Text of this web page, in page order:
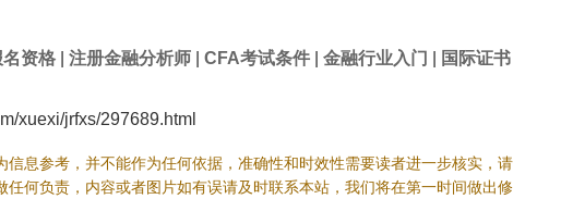
资格 注册金融分析师 CFA考试条件 金融行业入门
国际证书
xuexi/jrfxs/297689.html
息参考，并不能作为任何依据，准确性和时效性需要读者进一步核实，请
何负责，内容或者图片如有误请及时联系本站，我们将在第一时间做出修